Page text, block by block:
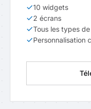
10 widgets
2 écrans
Tous les types
Personnalisation